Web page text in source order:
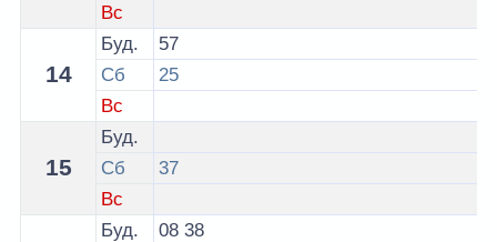
Вс
14
Буд.
57
Сб
25
Вс
15
Буд.
Сб
37
Вс
Буд. 08 38